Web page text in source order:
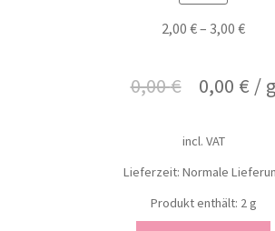
2,00 €– 3,00 €
0,00€ 0,00 € / g
incl. VAT
Lieferzeit: Normale
Produkt enthält: 2g